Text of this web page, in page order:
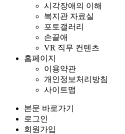
시각장애의 이해
복지관 자료실
포토갤러리
손끝애
VR 직무 컨텐츠
홈페이지
이용약관
개인정보처리방침
사이트맵
본문 바로가기
로그인
회원가입